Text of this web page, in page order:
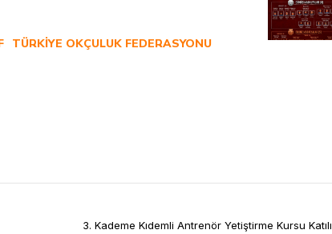
TÜRKIYE OKÇULUK FEDERASYONU
3. Kademe Kıdemli Antrenör Yetiştirme Kursu